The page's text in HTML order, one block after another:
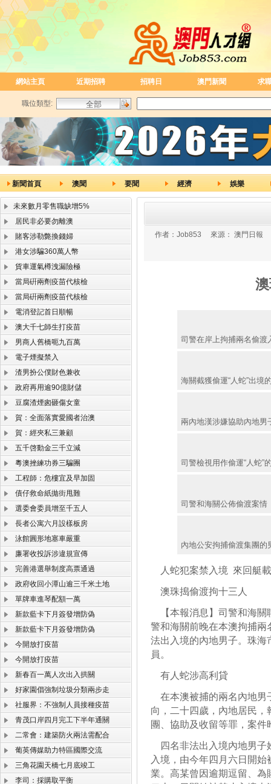
網站主頁 近期招聘 招聘日 澳門新聞 求
職位類型:
新聞首頁 澳聞 要聞 經濟 娛樂
未來數月零售職缺增5%
居民非必要勿離澳
賭客涉勒斃換錢婦
港女涉騙360萬人幣
貨車運氣樽洩漏險極
當局硏兩劑疫苗代核檢
當局硏兩劑疫苗代核檢
電消登記首日順暢
澳大千七師生打疫苗
男商人舊橋呃九百萬
電子煙擬禁入
渣男扮公僕財色兼收
政府再用逾90億財儲
豆腐渣煙囪砸傷女童
賀：全面落實愛國者治澳
賀：經夾私三兼顧
五千啓動金三千立減
粵澳挫練功券三騙團
工程師：危樓宜及早加固
債仔救命紙拋街甩難
選委會委員增至千五人
長者公寓六月設樣板房
泳館圓形地塞車嚴重
廉署收投訴涉違規宣傳
完善港選舉制度高票通過
政府收回小潭山逾三千米土地
單牌車進琴配額一萬
新款藍卡下月簽發增防偽
新款藍卡下月簽發增防偽
今開放打疫苗
今開放打疫苗
新春百一萬人次出入拱關
好家園倡強制垃圾分類兩步走
社服界：不強制人員接種疫苗
青茂口岸四月完工下半年通關
二常會：建築防火兩法需配合
葡英傳媒助力特區國際交流
三角花園天橋七月底竣工
李司：採購取平衡
作者： Job853 來源： 澳門日報
司警在岸上拘捕兩名偷渡
海關截獲偷運“人蛇”出境
兩內地漢涉嫌協助內地男
司警檢視用作偷運“人蛇”
司警和海關公佈偷渡案情
內地公安拘捕偷渡集團的
人蛇犯案禁入境 來回艇
澳珠搗偷渡拘十三人
【本報消息】司警和海關
警和海關前晚在本澳拘捕
法出入境的內地男子。珠
員。
有人蛇涉高利貸
在本澳被捕的兩名內地男
向，二十四歲，內地居民
團、協助及收留等罪，案
四名非法出入境內地男子
入境，由今年四月六日開
業。高某曾因逾期逗留、